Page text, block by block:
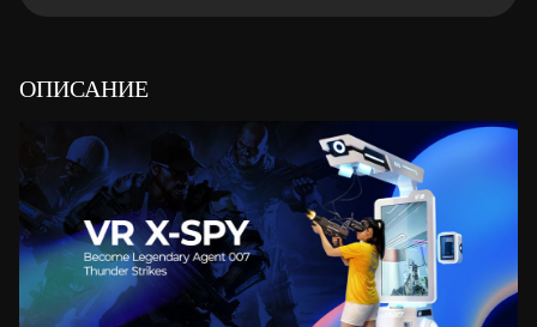
ОПИСАНИЕ